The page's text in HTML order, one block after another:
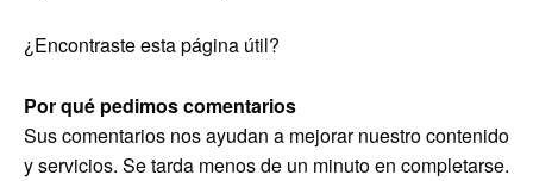
¿Encontraste esta página útil?
Por qué pedimos comentarios
Sus comentarios nos ayudan a mejorar nuestro contenido
y servicios. Se tarda menos de un minuto en completarse.